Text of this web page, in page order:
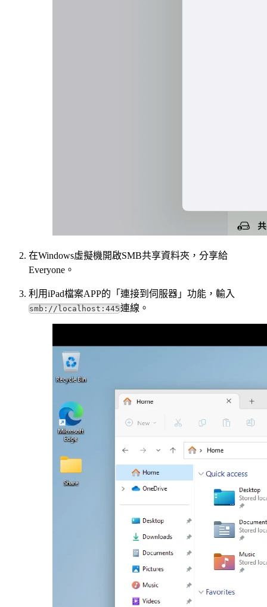
在Windows虛擬機開啟SMB共享資料夾，分享給
Everyone。
利用iPad檔案APP的「連接到伺服器」功能，輸入
smb://localhost:445連線。